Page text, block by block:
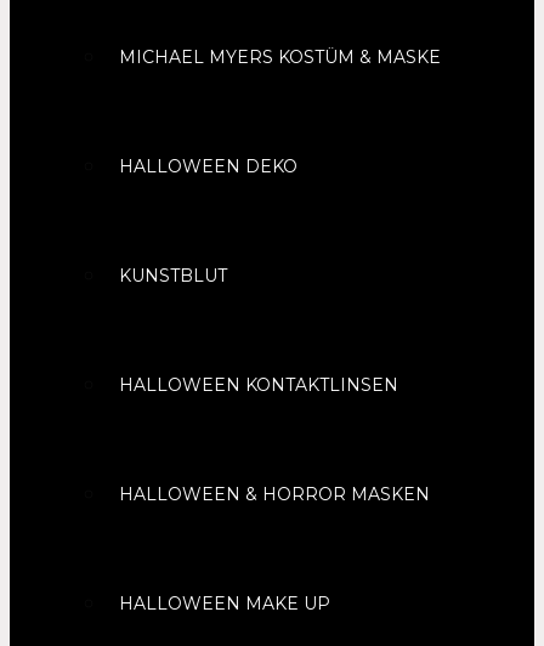
MICHAEL MYERS KOSTÜM & MASKE
HALLOWEEN DEKO
KUNSTBLUT
HALLOWEEN KONTAKTLINSEN
HALLOWEEN & HORROR MASKEN
HALLOWEEN MAKE UP